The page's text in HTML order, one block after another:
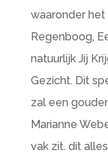
waaronder
Regenboog,
natuurlijk Jij
Gezicht. Dit
zal een
Marianne
vak zit. dit